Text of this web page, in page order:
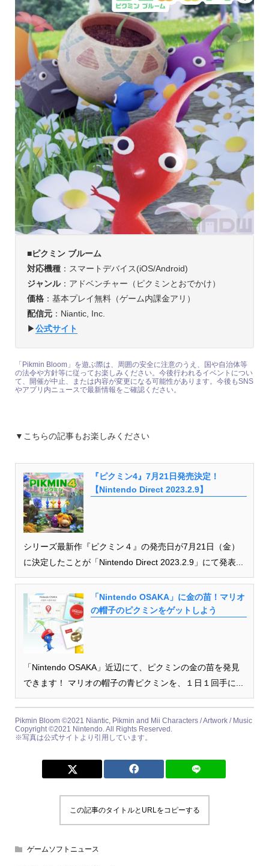
■ピクミン ブルーム
対応機種：スマートデバイス(iOS/Android)
ジャンル：アドベンチャー（ピクミンとおでかけ）
価格：基本プレイ無料（ゲーム内課金アリ）
配信元：Niantic, Inc.
▶︎公式サイト
「Pikmin Bloom」を遊ぶ際は、周囲の安全に注意のうえ、国や自治体等
の法令や方針等に従ってお楽しみください。今後行われるイベントについ
て、開催が中止、または内容が変更になる可能性があります。今後もSNS
やアプリ内ニュースで最新情報をご確認ください。
▼こちらの記事もお楽しみください
『ピクミン4』7月21日発売決定！
【Nintendo Direct 2023.2.9】
シリーズ最新作『ピクミン４』の発売日が7月21日（金）
に決定したことが「Nintendo Direct 2023.2.9」にて発表...
「Nintendo OSAKA」に金の苗！マリオ
の帽子のピクミンをゲットしよう
「Nintendo OSAKA」近辺にて、ピクミンの金の苗を発見
できます！ マリオの帽子の青ピクミンを、１日１回手に...
Pikmin Bloom ©︎2021 Niantic, Pikmin and Mii Characters / Artwork / Music
Copyright ©︎2021 Nintendo. All Rights Reserved.
※写真は公式サイトより引用しています。
この記事のタイトルとURLをコピーする
ゲームソフトニュース